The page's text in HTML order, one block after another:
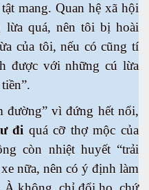
mang. Quan hệ xã hội
lừa quá, nên tôi bị hoài
của tôi, nếu có cũng tí
được với những cú lừa
vì đứng hết nổi,
đi quá cỡ thợ mộc của
còn nhiệt huyết “trải
nữa, nên có ý định làm